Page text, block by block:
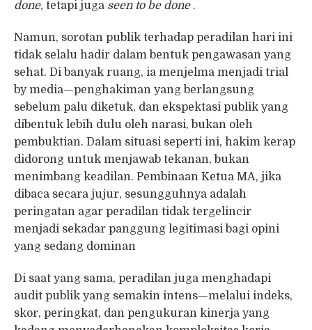
done, tetapi juga seen to be done.
Namun, sorotan publik terhadap peradilan hari ini
tidak selalu hadir dalam bentuk pengawasan yang
sehat. Di banyak ruang, ia menjelma menjadi trial
by media—penghakiman yang berlangsung
sebelum palu diketuk, dan ekspektasi publik yang
dibentuk lebih dulu oleh narasi, bukan oleh
pembuktian. Dalam situasi seperti ini, hakim kerap
didorong untuk menjawab tekanan, bukan
menimbang keadilan. Pembinaan Ketua MA, jika
dibaca secara jujur, sesungguhnya adalah
peringatan agar peradilan tidak tergelincir
menjadi sekadar panggung legitimasi bagi opini
yang sedang dominan
Di saat yang sama, peradilan juga menghadapi
audit publik yang semakin intens—melalui indeks,
skor, peringkat, dan pengukuran kinerja yang